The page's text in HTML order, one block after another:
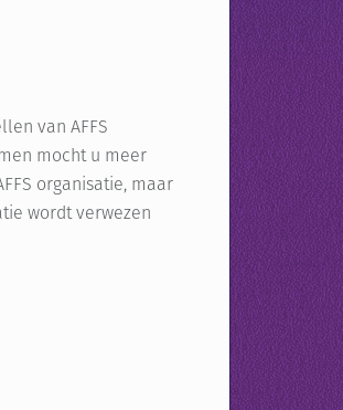
van AFFS
mocht u meer
organisatie, maar
wordt verwezen